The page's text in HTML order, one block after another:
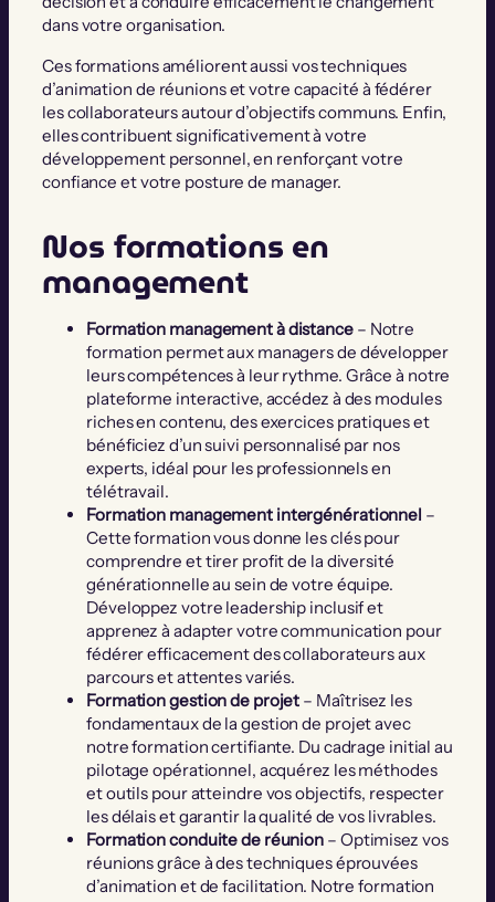
dans votre organisation.
Ces formations améliorent aussi vos techniques
d’animation de réunions et votre capacité à fédérer
les collaborateurs autour d’objectifs communs. Enfin,
elles contribuent significativement à votre
développement personnel, en renforçant votre
confiance et votre posture de manager.
Nos formations en
management
Formation management à distance– Notre
formation permet aux managers de développer
leurs compétences à leur rythme. Grâce à notre
plateforme interactive, accédez à des modules
riches en contenu, des exercices pratiques et
bénéficiez d’un suivi personnalisé par nos
experts, idéal pour les professionnels en
télétravail.
Formation management intergénérationnel –
Cette formation vous donne les clés pour
comprendre et tirer profit de la diversité
générationnelle au sein de votre équipe.
Développez votre leadership inclusif et
apprenez à adapter votre communication pour
fédérer efficacement des collaborateurs aux
parcours et attentes variés.
Formation gestion de projet – Maîtrisez les
fondamentaux de la gestion de projet avec
notre formation certifiante. Du cadrage initial au
pilotage opérationnel, acquérez les méthodes
et outils pour atteindre vos objectifs, respecter
les délais et garantir la qualité de vos livrables.
Formation conduite de réunion – Optimisez vos
réunions grâce à des techniques éprouvées
d’animation et de facilitation. Notre formation